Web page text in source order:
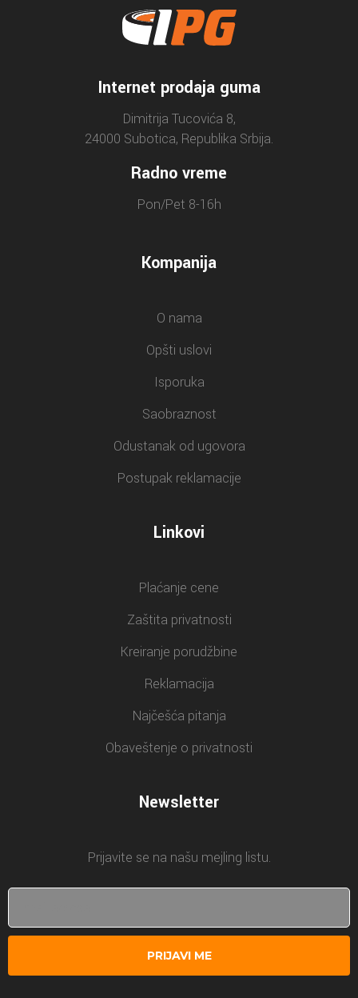
Internet prodaja guma
Dimitrija Tucovića 8,
24000 Subotica, Republika Srbija.
Radno vreme
Pon/Pet 8-16h
Kompanija
O nama
Opšti uslovi
Isporuka
Saobraznost
Odustanak od ugovora
Postupak reklamacije
Linkovi
Plaćanje cene
Zaštita privatnosti
Kreiranje porudžbine
Reklamacija
Najčešća pitanja
Obaveštenje o privatnosti
Newsletter
Prijavite se na našu mejling listu.
PRIJAVI ME